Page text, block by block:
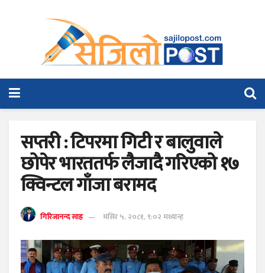
सप्तरी : टिपरमा गिटी र बालुवाले
छोपेर भारततर्फ लैजादै गरिएको १७
क्विन्टल गाँजा बरामद
गिरिजानन्द साह मंसिर ५, २०८१, ९:०२ मध्यान्ह